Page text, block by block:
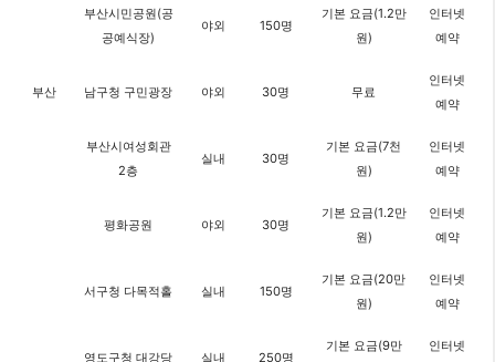
부산
부산시민공원(공
공예식장)
야외 150명
기본 요금(1.2만
원)
인터넷
예약
남구청 구민광장 야외 30명 무료
인터넷
예약
부산시여성회관
2층
실내 30명
기본 요금(7천
원)
인터넷
예약
평화공원 야외 30명
기본 요금(1.2만
원)
인터넷
예약
서구청 다목적홀 실내 150명
기본 요금(20만
원)
인터넷
예약
영도구청 대강당 실내 250명
기본 요금(9만
인터넷